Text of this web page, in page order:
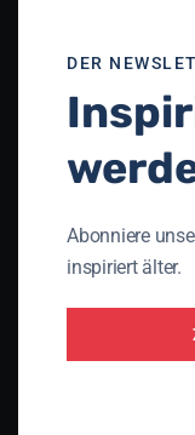
(TSC)
Die Apis
Lebenslauf
DER
Abonniere
inspiriert älter.